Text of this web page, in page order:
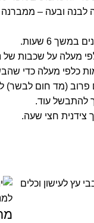
ובעה –
6 שעות.
על שכבות של
כלפי מעלה כדי
פרוב (מד חום
להתבשל עוד.
צידנית חצי שעה.